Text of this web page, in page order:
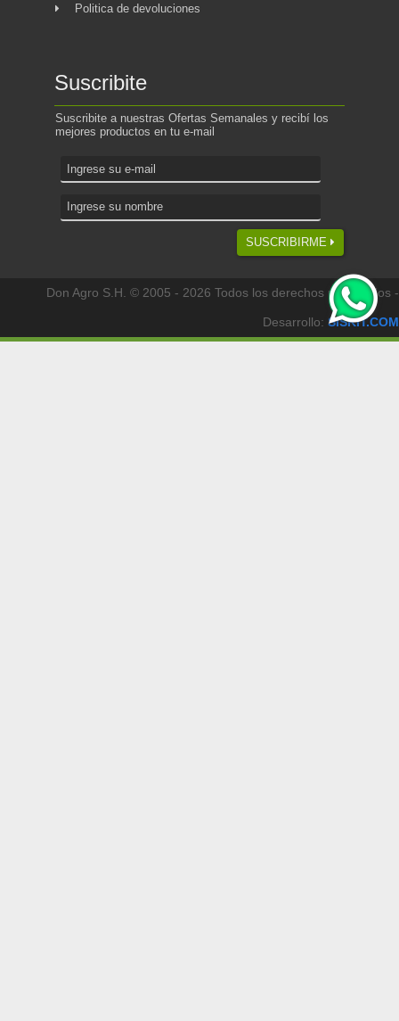
Politica de devoluciones
Suscribite
Suscribite a nuestras Ofertas Semanales y recibí los
mejores productos en tu e-mail
SUSCRIBIRME
Don Agro S.H. © 2005 - 2026 Todos los derechos reservados -
Desarrollo: SISKIT.COM